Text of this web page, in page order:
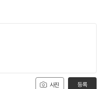
사진 등록